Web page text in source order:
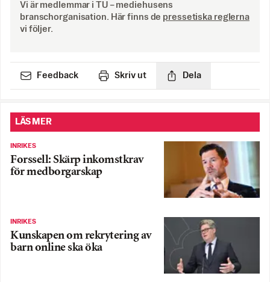
Vi är medlemmar i TU – mediehusens
branschorganisation. Här finns de pressetiska reglerna
vi följer.
Feedback Skriv ut Dela
LÄS MER
INRIKES
Forssell: Skärp inkomstkrav
för medborgarskap
INRIKES
Kunskapen om rekrytering av
barn online ska öka